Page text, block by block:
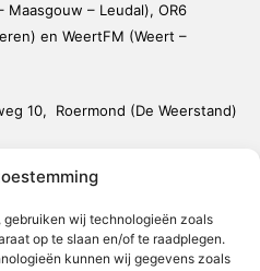
gebruiken wij technologieën zoals
op te slaan en/of te raadplegen.
kunnen wij gegevens zoals
– Leudal), OR6
en WeertFM (Weert –
10, Roermond (De Weerstand)